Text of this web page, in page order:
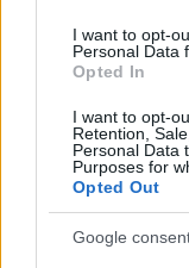
I want to opt-
Personal Data
Opted In
I want to opt-
Retention,
Personal Data
Purposes for
Opted Out
Google